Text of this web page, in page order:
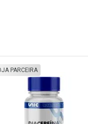
PARCEIRA